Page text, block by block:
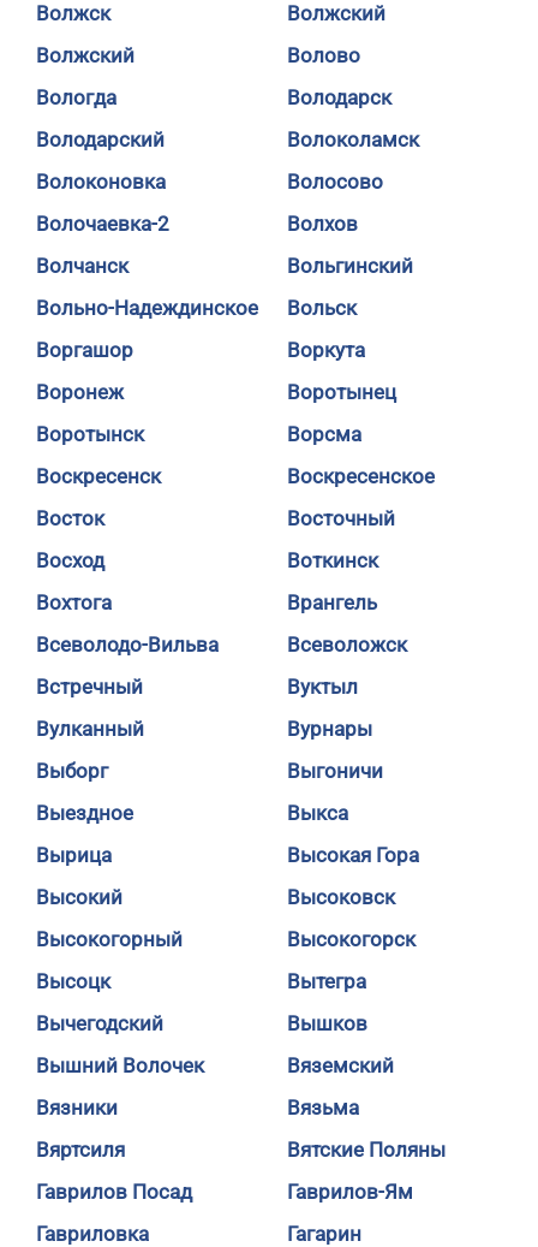
Волжск
Волжский
Волжский
Волово
Вологда
Володарск
Володарский
Волоколамск
Волоконовка
Волосово
Волочаевка-2
Волхов
Волчанск
Вольгинский
Вольно-Надеждинское
Вольск
Воргашор
Воркута
Воронеж
Воротынец
Воротынск
Ворсма
Воскресенск
Воскресенское
Восток
Восточный
Восход
Воткинск
Вохтога
Врангель
Всеволодо-Вильва
Всеволожск
Встречный
Вуктыл
Вулканный
Вурнары
Выборг
Выгоничи
Выездное
Выкса
Вырица
Высокая Гора
Высокий
Высоковск
Высокогорный
Высокогорск
Высоцк
Вытегра
Вычегодский
Вышков
Вышний Волочек
Вяземский
Вязники
Вязьма
Вяртсиля
Вятские Поляны
Гаврилов Посад
Гаврилов-Ям
Гавриловка
Гагарин